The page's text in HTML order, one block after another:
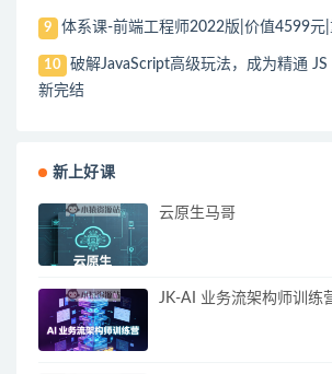
9 体系课-前端工程师2022版|价值4599元
10
破解JavaScript高级玩法，成为精通
新完结
新上好课
云原生马哥
JK-AI 业务流架构师训练